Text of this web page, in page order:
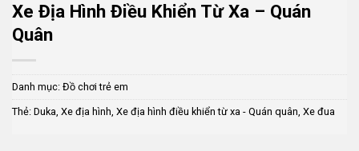
Xe Địa Hình Điều Khiển Từ Xa – Quán
Quân
Danh mục: Đồ chơi trẻ em
Thẻ: Duka, Xe địa hình, Xe địa hình điều khiển từ xa - Quán quân, Xe đua